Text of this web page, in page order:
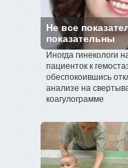
Не все
показательны
Иногда гинекологи
пациенток к
обеспокоившись
анализе на
коагулограмме